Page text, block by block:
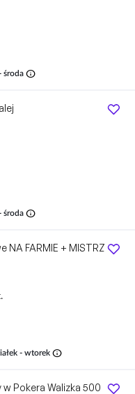
środa info
środa info
NA FARMIE + MISTRZ
- wtorek info
Pokera Walizka 500